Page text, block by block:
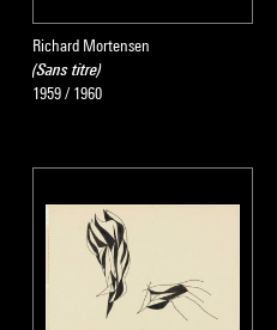
Richard Mortensen
(Sans titre)
1959 / 1960